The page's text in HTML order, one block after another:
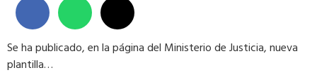
Se ha publicado, en la página del Ministerio de Justicia, nueva
plantilla…